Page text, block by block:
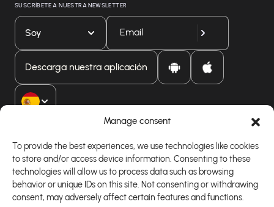
Manage consent
To provide the best experiences, we use technologies like cookies
to store and/or access device information. Consenting to these
technologies will allow us to process data such as browsing
behavior or unique IDs on this site. Not consenting or withdrawing
consent, may adversely affect certain features and functions.
SUSCRÍBETE A NUESTRA NEWSLETTER
Soy
Descarga nuestra aplicación